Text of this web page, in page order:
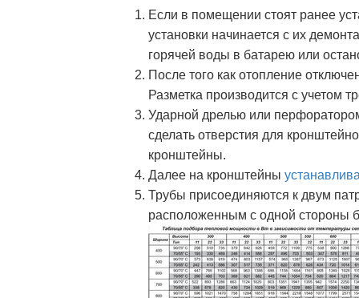
Если в помещении стоят ранее
установки начинается с их
горячей воды в батарею или
После того как отопление
Разметка производится с учетом
Ударной дрелью или
сделать отверстия для
кронштейны.
Далее на кронштейны
Трубы присоединяются к двум
расположенным с одной стороны